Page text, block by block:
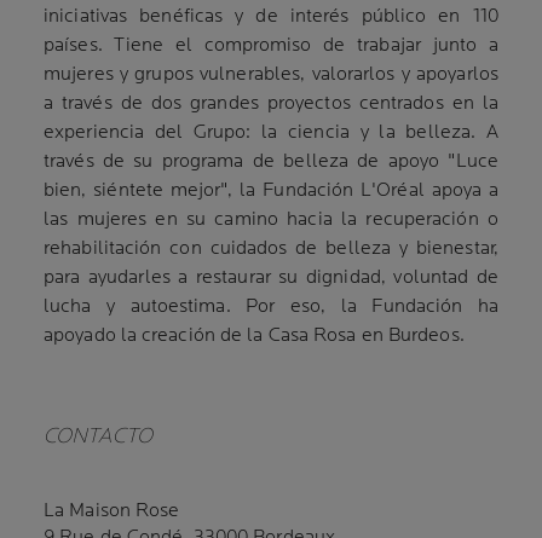
iniciativas benéficas y de interés público en 110
países. Tiene el compromiso de trabajar junto a
mujeres y grupos vulnerables, valorarlos y apoyarlos
a través de dos grandes proyectos centrados en la
experiencia del Grupo: la ciencia y la belleza. A
través de su programa de belleza de apoyo "Luce
bien, siéntete mejor", la Fundación L'Oréal apoya a
las mujeres en su camino hacia la recuperación o
rehabilitación con cuidados de belleza y bienestar,
para ayudarles a restaurar su dignidad, voluntad de
lucha y autoestima. Por eso, la Fundación ha
apoyado la creación de la Casa Rosa en Burdeos.
CONTACTO
La Maison Rose